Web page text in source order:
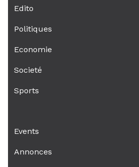
Edito
Politiques
Economie
Societé
Sports
Events
Annonces